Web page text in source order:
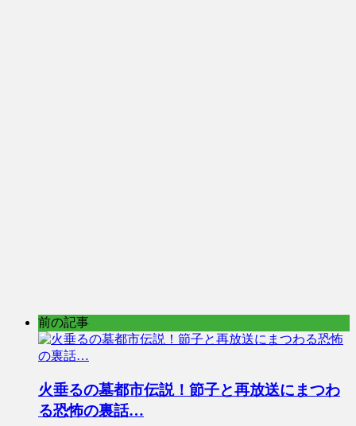
前の記事
火垂るの墓都市伝説！節子と再放送にまつわ
る恐怖の裏話…